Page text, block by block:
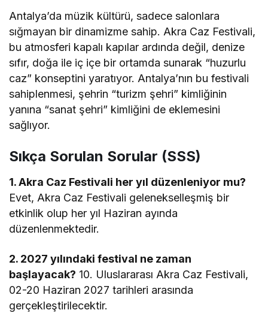
Antalya’da müzik kültürü, sadece salonlara
sığmayan bir dinamizme sahip. Akra Caz Festivali,
bu atmosferi kapalı kapılar ardında değil, denize
sıfır, doğa ile iç içe bir ortamda sunarak “huzurlu
caz” konseptini yaratıyor. Antalya’nın bu festivali
sahiplenmesi, şehrin “turizm şehri” kimliğinin
yanına “sanat şehri” kimliğini de eklemesini
sağlıyor.
Sıkça Sorulan Sorular (SSS)
1. Akra Caz Festivali her yıl düzenleniyor mu?
Evet, Akra Caz Festivali gelenekselleşmiş bir
etkinlik olup her yıl Haziran ayında
düzenlenmektedir.
2. 2027 yılındaki festival ne zaman
başlayacak? 10. Uluslararası Akra Caz Festivali,
02-20 Haziran 2027 tarihleri arasında
gerçekleştirilecektir.